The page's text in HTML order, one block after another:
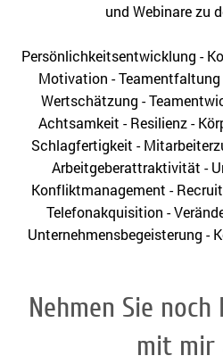
und Webinare zu
Persönlichkeitsentwicklung -
Motivation - Teamentfaltung
Wertschätzung -
Achtsamkeit - Resilienz -
Schlagfertigkeit -
Arbeitgeberattraktivität -
Konfliktmanagement -
Telefonakquisition -
Unternehmensbegeisterung -
Nehmen Sie
mit mir